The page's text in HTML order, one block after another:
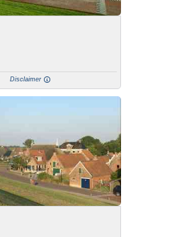
Disclaimer